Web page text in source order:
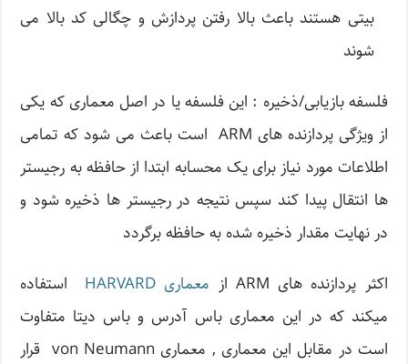
بیتی هستند باعث بالا رفتن پردازش و چگالی کد بالا می
شوند
فلسفه بازیابی/ذخیره : این فلسفه یا در اصل معماری که یکی
از ویژگی پردازنده های ARM است باعث می شود که تمامی
اطلاعات مورد نیاز برای یک محسابه ابتدا از حافظه به رجیستر
ها انتقال پیدا کند سپس نتیجه در رجیستر ها ذخیره شود و
در نهایت مقدار ذخیره شده به حافظه برگردد
اکثر پردازنده های ARM از
معماری HARVARD
استفاده
میکند که در این معماری باس آدرس و باس دیتا متفاوت
است در مقابل این معماری , معماری von Neumann قرار